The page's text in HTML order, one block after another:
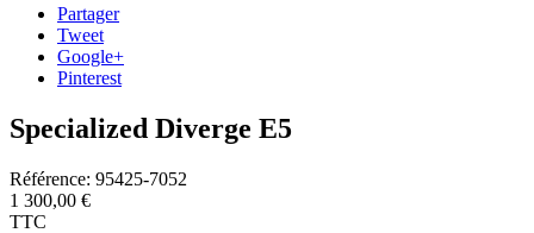
Partager
Tweet
Google+
Pinterest
Specialized Diverge E5
Référence: 95425-7052
1 300,00 €
TTC